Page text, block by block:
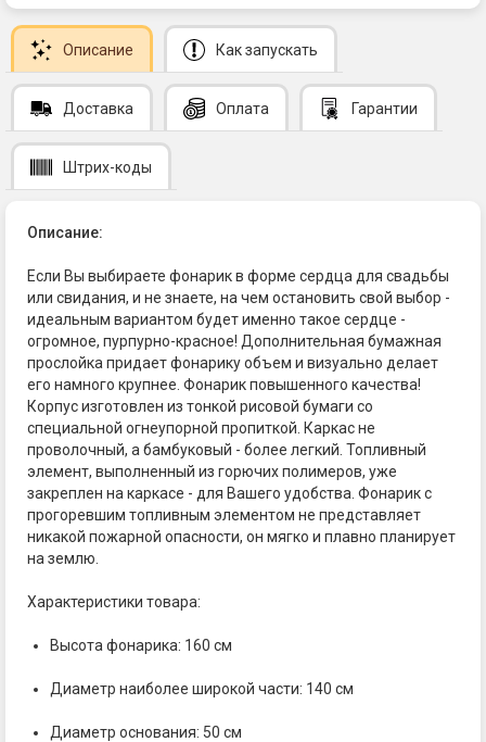
Описание Как запускать
Доставка Оплата Гарантии
Штрих-коды
Описание:
Если Вы выбираете фонарик в форме сердца для свадьбы
или свидания, и не знаете, на чем остановить свой выбор -
идеальным вариантом будет именно такое сердце -
огромное, пурпурно-красное! Дополнительная бумажная
прослойка придает фонарику объем и визуально делает
его намного крупнее. Фонарик повышенного качества!
Корпус изготовлен из тонкой рисовой бумаги со
специальной огнеупорной пропиткой. Каркас не
проволочный, а бамбуковый - более легкий. Топливный
элемент, выполненный из горючих полимеров, уже
закреплен на каркасе - для Вашего удобства. Фонарик с
прогоревшим топливным элементом не представляет
никакой пожарной опасности, он мягко и плавно планирует
на землю.
Характеристики товара:
Высота фонарика: 160 см
Диаметр наиболее широкой части: 140 см
Диаметр основания: 50 см